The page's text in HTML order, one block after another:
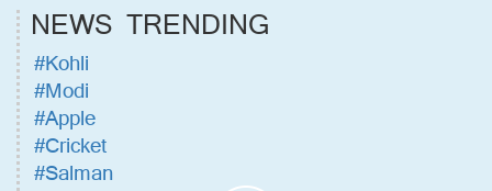
NEWS TRENDING
#Kohli
#Modi
#Apple
#Cricket
#Salman